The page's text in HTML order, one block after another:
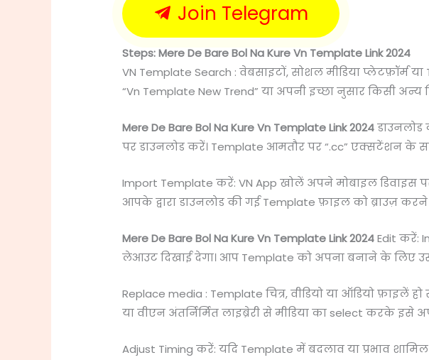
Join Telegram
Steps: Mere De Bare Bol Na Kure Vn Template Link 2024
VN Template Search : वेबसाइटों, सोशल मीडिया
“Vn Template New Trend” या अपनी इच्छा नुसार किसी
Mere De Bare Bol Na Kure Vn Template Link 2024
पर डाउनलोड करें। Template आमतौर पर “.cc” एक्सटेंशन के
Import Template करें: VN App खोलें अपने मोबाइल
आपके द्वारा डाउनलोड की गई Template फ़ाइल को ब्राउज़
Mere De Bare Bol Na Kure Vn Template Link 2024Edit करें:
लेआउट दिखाई देगा। आप Template को अपना बनाने के
Replace media : Template चित्र, वीडियो या ऑडियो
या वीएन अंतर्निर्मित लाइब्रेरी से मीडिया का select करके
Adjust Timing करें: यदि Template में बदलाव या प्रभाव